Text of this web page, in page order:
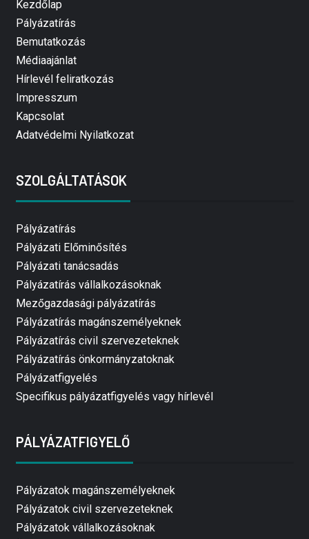
Kezdőlap
Pályázatírás
Bemutatkozás
Médiaajánlat
Hírlevél feliratkozás
Impresszum
Kapcsolat
Adatvédelmi Nyilatkozat
SZOLGÁLTATÁSOK
Pályázatírás
Pályázati Előminősítés
Pályázati tanácsadás
Pályázatírás vállalkozásoknak
Mezőgazdasági pályázatírás
Pályázatírás magánszemélyeknek
Pályázatírás civil szervezeteknek
Pályázatírás önkormányzatoknak
Pályázatfigyelés
Specifikus pályázatfigyelés vagy hírlevél
PÁLYÁZATFIGYELŐ
Pályázatok magánszemélyeknek
Pályázatok civil szervezeteknek
Pályázatok vállalkozásoknak